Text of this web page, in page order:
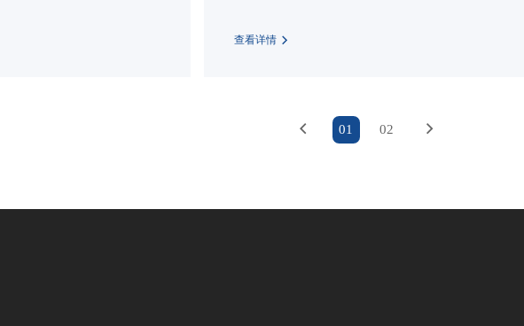
查看详情
01 02